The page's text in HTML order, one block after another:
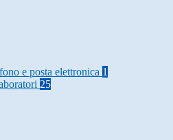
e posta elettronica 1
25